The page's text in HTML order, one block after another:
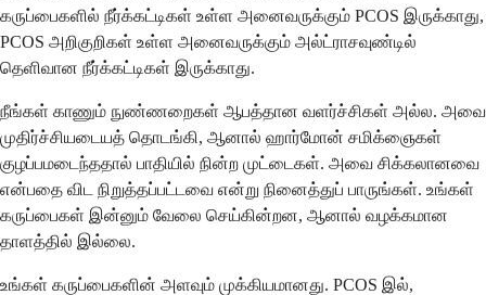
கருப்பைகளில் நீர்க்கட்டிகள் உள்ள அனைவருக்கும் PCOS இருக்காது,
PCOS அறிகுறிகள் உள்ள அனைவருக்கும் அல்ட்ராசவுண்டில்
தெளிவான நீர்க்கட்டிகள் இருக்காது.
நீங்கள் காணும் நுண்ணறைகள் ஆபத்தான வளர்ச்சிகள் அல்ல. அவை
முதிர்ச்சியடையத் தொடங்கி, ஆனால் ஹார்மோன் சமிக்ஞைகள்
குழப்பமடைந்ததால் பாதியில் நின்ற முட்டைகள். அவை சிக்கலானவை
என்பதை விட நிறுத்தப்பட்டவை என்று நினைத்துப் பாருங்கள். உங்கள்
கருப்பைகள் இன்னும் வேலை செய்கின்றன, ஆனால் வழக்கமான
தாளத்தில் இல்லை.
உங்கள் கருப்பைகளின் அளவும் முக்கியமானது. PCOS இல்,